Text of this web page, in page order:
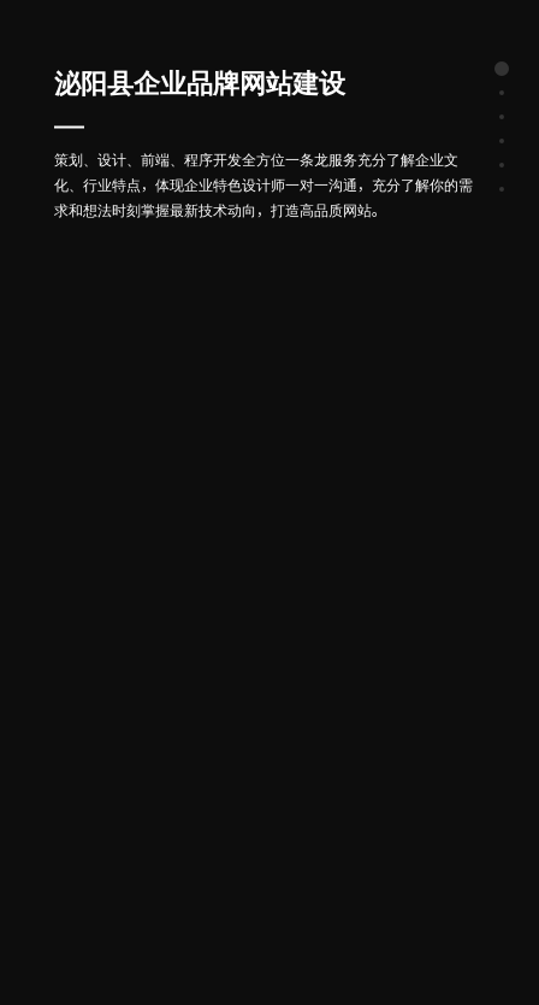
泌阳县企业品牌网站建设
策划、设计、前端、程序开发全方位一条龙服务充分了解企业文
化、行业特点，体现企业特色设计师一对一沟通，充分了解你的需
求和想法时刻掌握最新技术动向，打造高品质网站。